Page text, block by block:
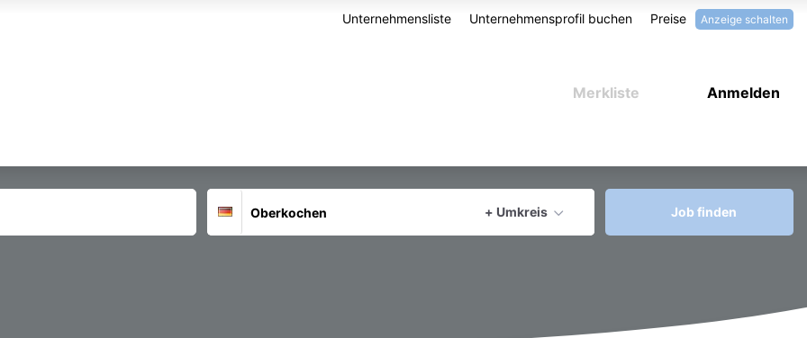
Anzeige schalten
Unternehmensliste Unternehmensprofil buchen Preise
Anmelden
Merkliste
Deutschland
+ Umkreis
aktuellen Ort verwenden
Job finden